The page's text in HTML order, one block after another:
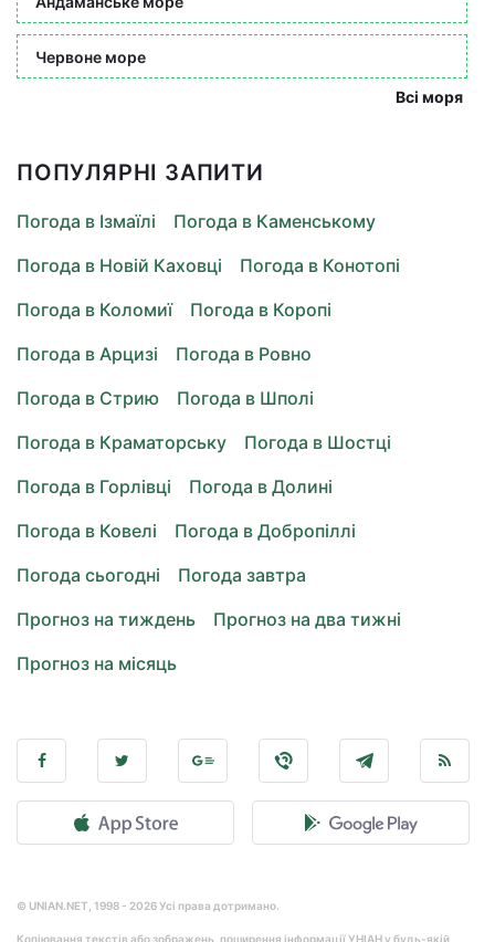
Червоне море
Всі моря
ПОПУЛЯРНІ ЗАПИТИ
Погода в Ізмаїлі
Погода в Каменському
Погода в Новій Каховці
Погода в Конотопі
Погода в Коломиї
Погода в Коропі
Погода в Арцизі
Погода в Ровно
Погода в Стрию
Погода в Шполі
Погода в Краматорську
Погода в Шостці
Погода в Горлівці
Погода в Долині
Погода в Ковелі
Погода в Добропіллі
Погода сьогодні
Погода завтра
Прогноз на тиждень
Прогноз на два тижні
Прогноз на місяць
© UNIAN.NET, 1998 - 2026 Усі права дотримано.
Копіювання текстів або зображень, поширення інформації УНІАН у будь-якій